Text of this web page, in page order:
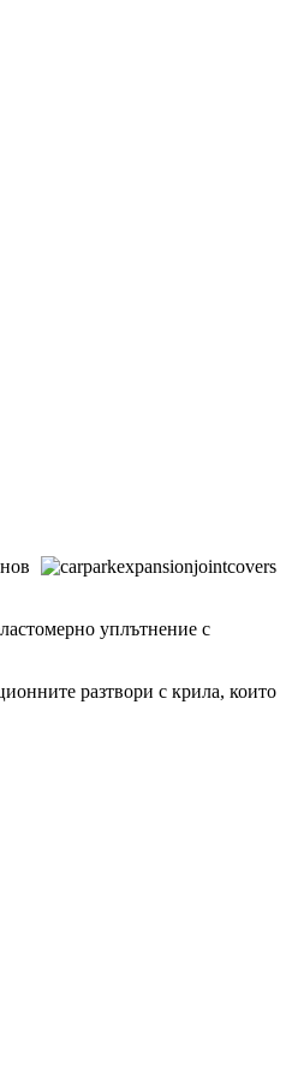
уплътнение с
разтвори с крила, които